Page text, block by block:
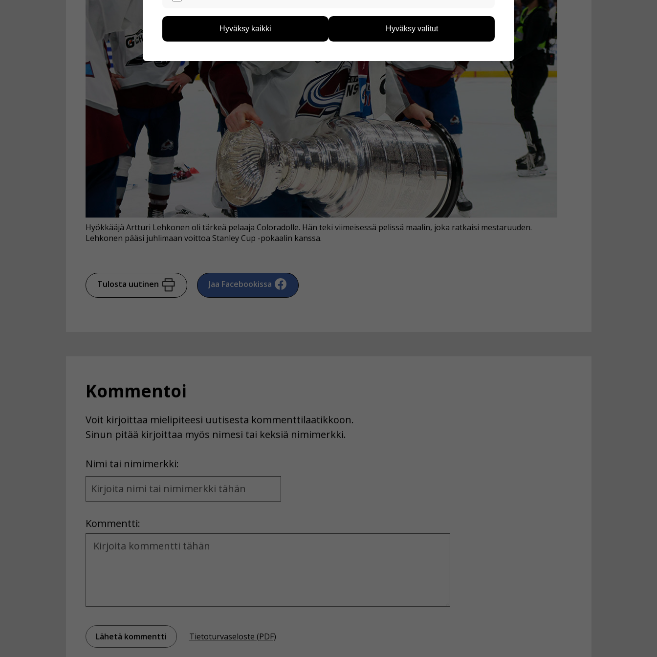
Hyökkääjä Artturi Lehkonen oli tärkeä pelaaja Coloradolle. Hän teki viimeisessä pelissä maalin, joka ratkaisi mestaruuden.
Lehkonen pääsi juhlimaan voittoa Stanley Cup -pokaalin kanssa.
Tulosta uutinen Jaa Facebookissa
Kommentoi
Voit kirjoittaa mielipiteesi uutisesta kommenttilaatikkoon.
Sinun pitää kirjoittaa myös nimesi tai keksiä nimimerkki.
Nimi tai nimimerkki:
Name
and
Kommentti:
Kommentti
Tietoturvaseloste (PDF)
voimme kehittää sivustoamme vastaamaan paremmin käyttäjien tarpeita. Tietoa kerätään
esimerkiksi kävijämääristä ja siitä, mitä sivuja käytetään ja miten sivuilla liikutaan. Emme
kuitenkaan kerää henkilötietoja kuten nimiä, eikä tietoja voi yhdistää yksittäiseen
Voit valita, hyväksytkö näiden evästeiden käytön.
Hyväksy kaikki Hyväksy valitut